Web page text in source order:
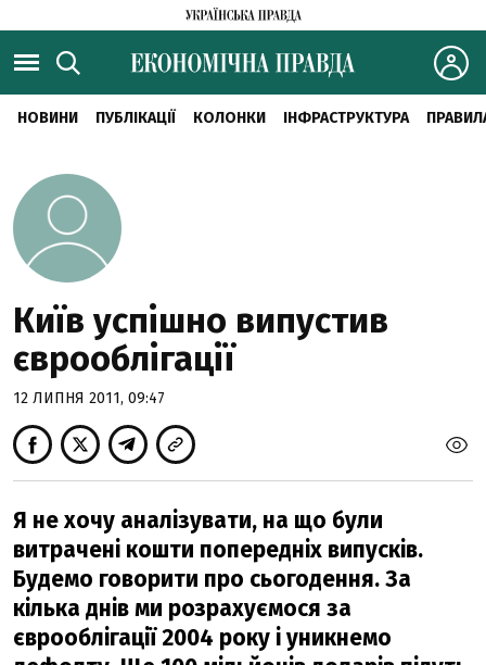
НОВИНИ ПУБЛІКАЦІЇ КОЛОНКИ ІНФРАСТРУКТУРА
Київ успішно випустив
єврооблігації
12 ЛИПНЯ 2011, 09:47
Я не хочу аналізувати, на що були
витрачені кошти попередніх випусків.
Будемо говорити про сьогодення. За
кілька днів ми розрахуємося за
єврооблігації 2004 року і уникнемо